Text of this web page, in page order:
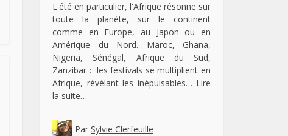
L'été en particulier, l'Afrique résonne sur
toute la planète, sur le continent
comme en Europe, au Japon ou en
Amérique du Nord. Maroc, Ghana,
Nigeria, Sénégal, Afrique du Sud,
Zanzibar : les festivals se multiplient en
Afrique, révélant les inépuisables… Lire
la suite…
Par Sylvie Clerfeuille